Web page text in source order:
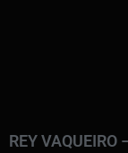
REY VAQUEIRO